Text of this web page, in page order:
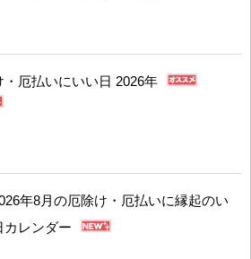
・厄払いにいい日 2026年
年8月の厄除け・厄払いに縁起のい
カレンダー